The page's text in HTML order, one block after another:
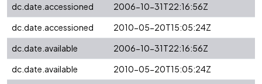
dc.date.accessioned
2006-10-31T22:16:56Z
dc.date.accessioned
2010-05-20T15:05:24Z
dc.date.available
2006-10-31T22:16:56Z
dc.date.available
2010-05-20T15:05:24Z